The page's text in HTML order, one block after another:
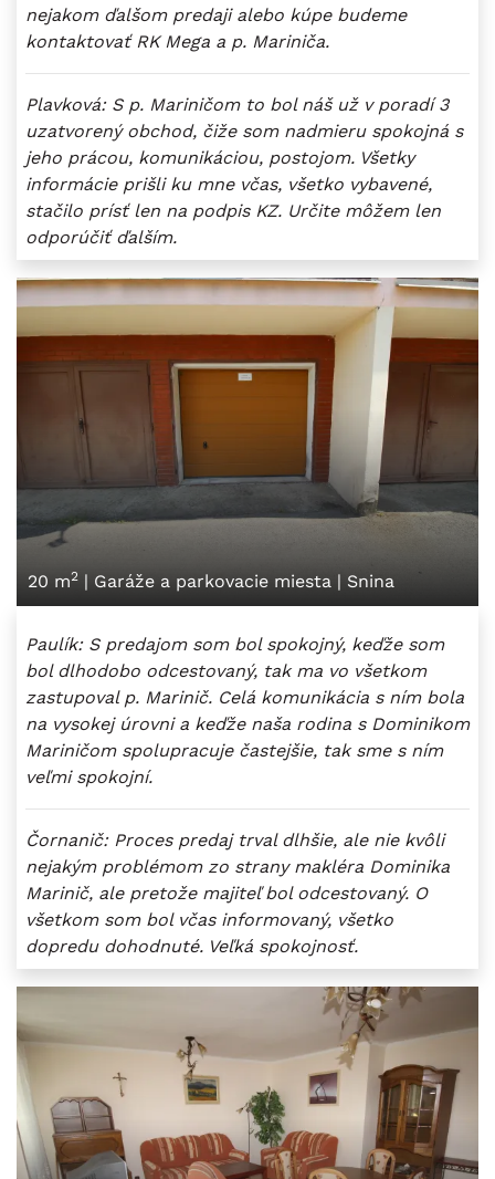
nejakom ďalšom predaji alebo kúpe budeme
kontaktovať RK Mega a p. Mariniča.
Plavková: S p. Mariničom to bol náš už v poradí 3
uzatvorený obchod, čiže som nadmieru spokojná s
jeho prácou, komunikáciou, postojom. Všetky
informácie prišli ku mne včas, všetko vybavené,
stačilo prísť len na podpis KZ. Určite môžem len
odporúčiť ďalším.
20 m2 | Garáže a parkovacie miesta | Snina
Paulík: S predajom som bol spokojný, keďže som
bol dlhodobo odcestovaný, tak ma vo všetkom
zastupoval p. Marinič. Celá komunikácia s ním bola
na vysokej úrovni a keďže naša rodina s Dominikom
Mariničom spolupracuje častejšie, tak sme s ním
veľmi spokojní.
Čornanič: Proces predaj trval dlhšie, ale nie kvôli
nejakým problémom zo strany makléra Dominika
Marinič, ale pretože majiteľ bol odcestovaný. O
všetkom som bol včas informovaný, všetko
dopredu dohodnuté. Veľká spokojnosť.